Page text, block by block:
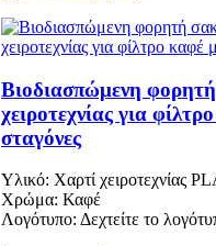
Βιοδιασπώμενη
χειροτεχνίας για
σταγόνες
Υλικό: Χαρτί χειροτεχνίας
Χρώμα: Καφέ
Λογότυπο: Δεχτείτε το